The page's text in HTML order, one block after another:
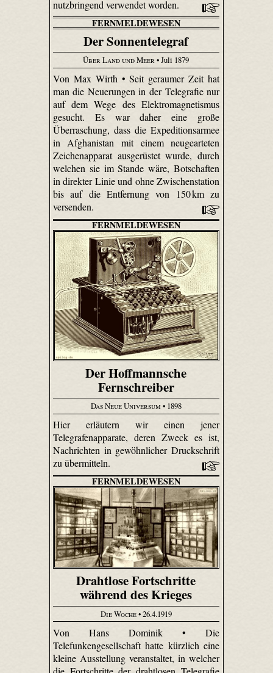
nutzbringend verwendet worden.
FERNMELDEWESEN
Der Sonnentelegraf
Über Land und Meer• Juli 1879
Von Max Wirth • Seit geraumer Zeit hat
man die Neuerungen in der Telegrafie nur
auf dem Wege des Elektromagnetismus
gesucht. Es war daher eine große
Überraschung, dass die Expeditionsarmee
in Afghanistan mit einem neu­gearteten
Zeichenapparat ausgerüstet wurde, durch
welchen sie im Stande wäre, Botschaften
in direkter Linie und ohne Zwischenstation
bis auf die Entfernung von 150 km zu
versenden.
FERNMELDEWESEN
Der Hoffmannsche
Fernschreiber
Das Neue Universum • 1898
Hier erläutern wir einen jener
Telegrafenapparate, deren Zweck es ist,
Nachrichten in gewöhnlicher Druckschrift
zu übermitteln.
FERNMELDEWESEN
Drahtlose Fortschritte
während des Krieges
Die Woche• 26.4.1919
Von Hans Dominik • Die
Telefunkengesellschaft hatte kürzlich eine
kleine Ausstellung veranstaltet, in welcher